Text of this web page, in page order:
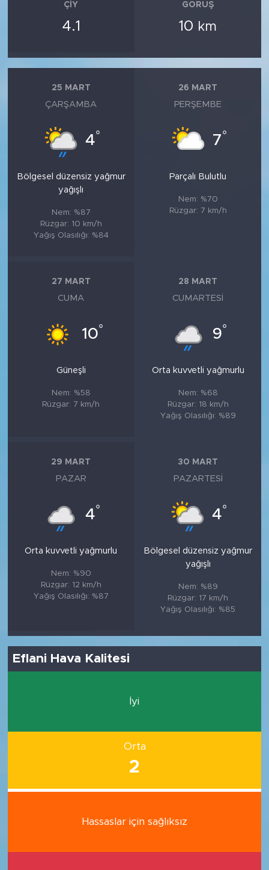
ÇIY
4.1
GÖRÜŞ
10 km
25 MART
ÇARŞAMBA
4°
Bölgesel düzensiz yağmur
yağışlı
Nem: %87
Rüzgar: 10 km/h
Yağış Olasılığı: %84
26 MART
PERŞEMBE
7°
Parçalı Bulutlu
Nem: %70
Rüzgar: 7 km/h
27 MART
CUMA
10°
Güneşli
Nem: %58
Rüzgar: 7 km/h
28 MART
CUMARTESI
9°
Orta kuvvetli yağmurlu
Nem: %68
Rüzgar: 18 km/h
Yağış Olasılığı: %89
29 MART
PAZAR
4°
Orta kuvvetli yağmurlu
Nem: %90
Rüzgar: 12 km/h
Yağış Olasılığı: %87
30 MART
PAZARTESI
4°
Bölgesel düzensiz yağmur
yağışlı
Nem: %89
Rüzgar: 17 km/h
Yağış Olasılığı: %85
Eflani Hava Kalitesi
İyi
Orta
2
Hassaslar için sağlıksız